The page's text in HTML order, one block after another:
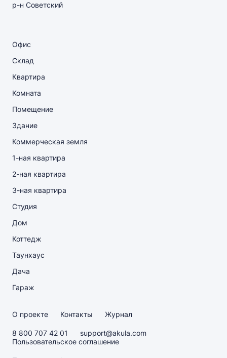
р-н Советский
Офис
Склад
Квартира
Комната
Помещение
Здание
Коммерческая земля
1-ная квартира
2-ная квартира
3-ная квартира
Студия
Дом
Коттедж
Таунхаус
Дача
Гараж
О проекте Контакты Журнал
8 800 707 42 01
support@akula.com
Пользовательское соглашение